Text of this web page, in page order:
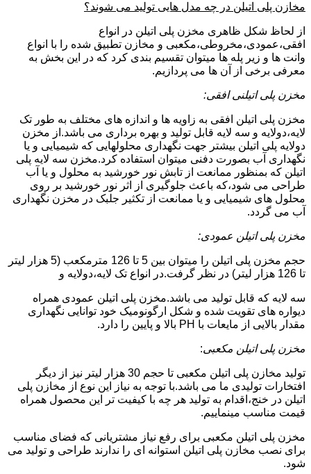
مخازن پلی اتیلن در چه مدل هایی تولید می شوند؟
از لحاظ شکل ظاهری مخزن پلی اتیلن در انواع
افقی،عمودی،مخروطی،مکعبی و مخازن تطبیق شده را با انواع
وانت ها و زیر پله ها میتوان تقسیم بندی کرد که در این بخش به
معرفی برخی از آن ها می پردازیم.
مخزن پلی اتیلنی افقی:
مخزن پلی اتیلن افقی به زاویه ها و اندازه های مختلف به طور تک
لایه،دولایه و سه لایه قابل تولید و بهره برداری می باشد.از مخزن
دولایه پلی اتیلن بیشتر جهت نگهداری محلولهایی که شیمیایی و یا
نگهداری آب بصورت دفنی میتوان استفاده کرد.مخزن سه لایه پلی
اتیلن که بمنظور ممانعت از تابش نور خورشید به محلول و یا آب
طراحی می شود،که باعث جلوگیری از اثر نور خورشید بر روی
محلول های شیمیایی و یا ممانعت از تکثیر جلبک در مخزن نگهداری
آب می گردد.
مخزن پلی اتیلن عمودی:
حجم مخزن پلی اتیلن را میتوان بین 5 تا 126 مترمکعب (5 هزار لیتر
تا 126 هزار لیتر) در نظر گرفت.در انواع تک لایه،دولایه و
سه لایه که قابل تولید می باشد.مخزن پلی اتیلن عمودی همراه
دیواره های تقویت شده و شکل ارگونومیک خود توانایی نگهداری
مقدار بالایی از مایعات با PH بالا و پایین را دارد.
مخزن پلی اتیلن مکعبی:
تولید مخازن پلی اتیلن مکعبی تا حجم 30 هزار لیتر نیز از دیگر
افتخارات تولیدی ما می باشد.با توجه به نیاز این نوع از مخازن پلی
اتیلن در خنج،اقدام به تولید هر چه با کیفیت تر این محصول همراه
قیمت مناسب مینماییم.
مخزن پلی اتیلن مکعبی برای رفع نیاز مشتریانی که فضای مناسب
برای نصب مخازن پلی اتیلن استوانه ای را ندارند طراحی و تولید می
شود.